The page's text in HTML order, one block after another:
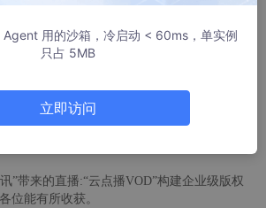
”带来的直播:“云点播VOD”构建企业级版权
位能有所收获。
Agent 用的沙箱，冷启动 < 60ms，单实例
只占 5MB
立即访问